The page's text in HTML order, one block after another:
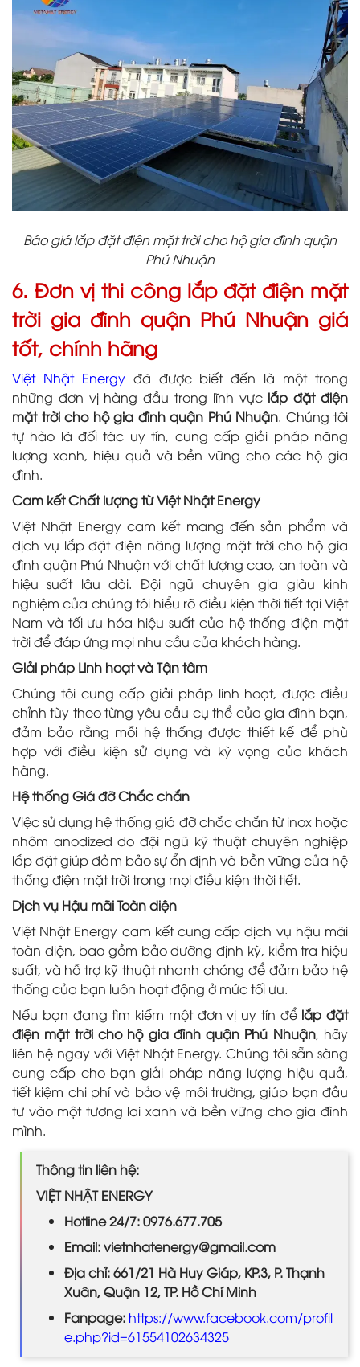
Báo giá lắp đặt điện mặt trời cho hộ gia đình quận
Phú Nhuận
6. Đơn vị thi công lắp đặt điện mặt
trời gia đình quận Phú Nhuận giá
tốt, chính hãng
Việt Nhật Energyđã được biết đến là một trong
những đơn vị hàng đầu trong lĩnh vựclắp đặt điện
mặt trời cho hộ gia đình quận Phú Nhuận. Chúng tôi
tự hào là đối tác uy tín, cung cấp giải pháp năng
lượng xanh, hiệu quả và bền vững cho các hộ gia
đình.
Cam kết Chất lượng từ Việt Nhật Energy
Việt Nhật Energy cam kết mang đến sản phẩm và
dịch vụ lắp đặt điện năng lượng mặt trời cho hộ gia
đình quận Phú Nhuận với chất lượng cao, an toàn và
hiệu suất lâu dài. Đội ngũ chuyên gia giàu kinh
nghiệm của chúng tôi hiểu rõ điều kiện thời tiết tại Việt
Nam và tối ưu hóa hiệu suất của hệ thống điện mặt
trời để đáp ứng mọi nhu cầu của khách hàng.
Giải pháp Linh hoạt và Tận tâm
Chúng tôi cung cấp giải pháp linh hoạt, được điều
chỉnh tùy theo từng yêu cầu cụ thể của gia đình bạn,
đảm bảo rằng mỗi hệ thống được thiết kế để phù
hợp với điều kiện sử dụng và kỳ vọng của khách
hàng.
Hệ thống Giá đỡ Chắc chắn
Việc sử dụng hệ thống giá đỡ chắc chắn từ inox hoặc
nhôm anodized do đội ngũ kỹ thuật chuyên nghiệp
lắp đặt giúp đảm bảo sự ổn định và bền vững của hệ
thống điện mặt trời trong mọi điều kiện thời tiết.
Dịch vụ Hậu mãi Toàn diện
Việt Nhật Energy cam kết cung cấp dịch vụ hậu mãi
toàn diện, bao gồm bảo dưỡng định kỳ, kiểm tra hiệu
suất, và hỗ trợ kỹ thuật nhanh chóng để đảm bảo hệ
thống của bạn luôn hoạt động ở mức tối ưu.
Nếu bạn đang tìm kiếm một đơn vị uy tín để lắp đặt
điện mặt trời cho hộ gia đình quận Phú Nhuận, hãy
liên hệ ngay với Việt Nhật Energy. Chúng tôi sẵn sàng
cung cấp cho bạn giải pháp năng lượng hiệu quả,
tiết kiệm chi phí và bảo vệ môi trường, giúp bạn đầu
tư vào một tương lai xanh và bền vững cho gia đình
mình.
Thông tin liên hệ:
VIỆT NHẬT ENERGY
Hotline 24/7: 0976.677.705
Email: vietnhatenergy@gmail.com
Địa chỉ: 661/21 Hà Huy Giáp, KP.3, P. Thạnh
Xuân, Quận 12, TP. Hồ Chí Minh
Fanpage: https://www.facebook.com/profil
e.php?id=61554102634325